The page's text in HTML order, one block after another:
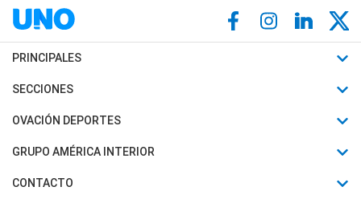
PRINCIPALES
Últimas Noticias
Política
Judiciales
SECCIONES
Horóscopo
Motores
OVACIÓN DEPORTES
Fútbol
Mundial
GRUPO AMÉRICA INTERIOR
Canal 7 en Vivo
CONTACTO